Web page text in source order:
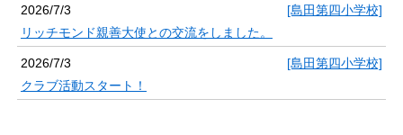
2026/7/3
[島田第四小学校]
リッチモンド親善大使との交流をしました。
2026/7/3
[島田第四小学校]
クラブ活動スタート！